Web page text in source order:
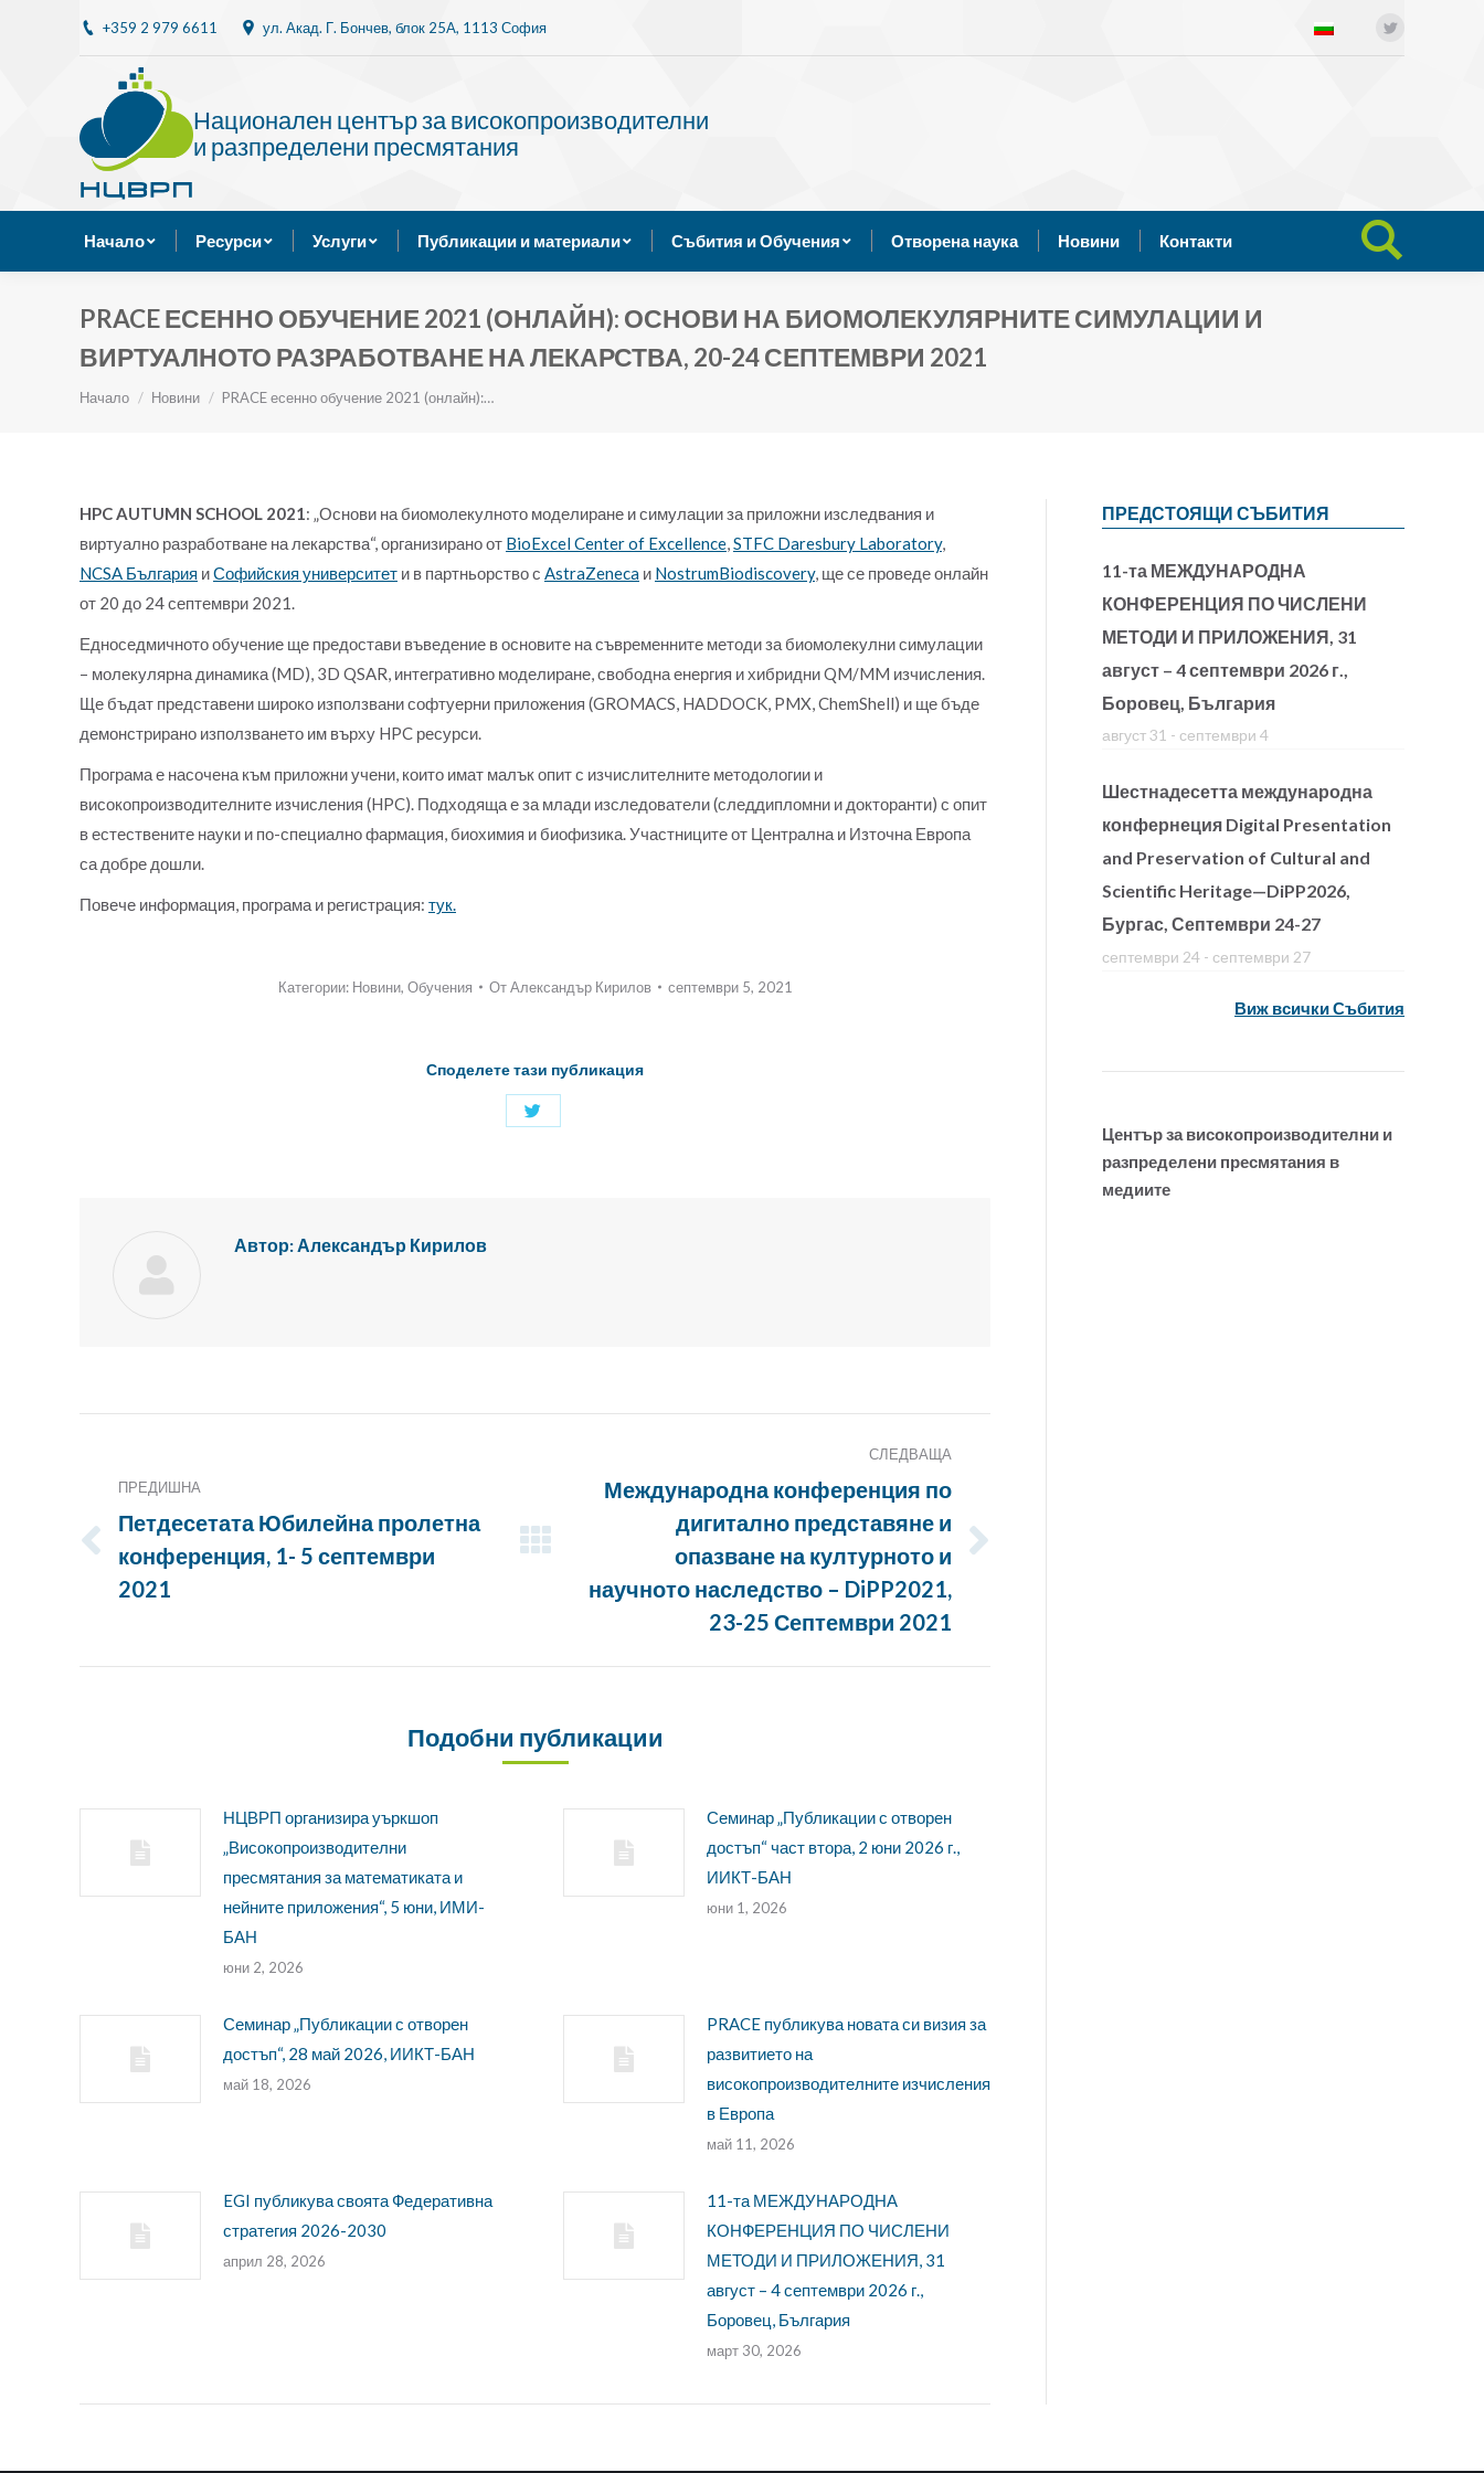
+359 2 979 6611 ул. Акад. Г. Бончев, блок 25A, 1113 София
Национален център за високопроизводителни
и разпределени пресмятания
Начало Ресурси Услуги Публикации и материали Събития и Обучения Отворена наука Новини Контакти Search:
PRACE ЕСЕННО ОБУЧЕНИЕ 2021 (ОНЛАЙН): ОСНОВИ НА БИОМОЛЕКУЛЯРНИТЕ СИМУЛАЦИИ И
ВИРТУАЛНОТО РАЗРАБОТВАНЕ НА ЛЕКАРСТВА, 20-24 СЕПТЕМВРИ 2021
Ти си тук:
Начало Новини PRACE есенно обучение 2021 (онлайн):…
HPC AUTUMN SCHOOL 2021: „Основи на биомолекулното моделиране и симулации за приложни изследвания и
виртуално разработване на лекарства“, организирано от BioExcel Center of Excellence,STFC Daresbury Laboratory,
NCSA България иСофийския университет и в партньорство с AstraZeneca и NostrumBiodiscovery, ще се проведе онлайн
от 20 до 24 септември 2021.
Едноседмичното обучение ще предостави въведение в основите на съвременните методи за биомолекулни симулации
– молекулярна динамика (MD), 3D QSAR, интегративно моделиране, свободна енергия и хибридни QM/MM изчисления.
Ще бъдат представени широко използвани софтуерни приложения (GROMACS, HADDOCK, PMX, ChemShell) и ще бъде
демонстрирано използването им върху HPC ресурси.
Програма е насочена към приложни учени, които имат малък опит с изчислителните методологии и
високопроизводителните изчисления (HPC). Подходяща е за млади изследователи (следдипломни и докторанти) с опит
в естествените науки и по-специално фармация, биохимия и биофизика. Участниците от Централна и Източна Европа
са добре дошли.
Повече информация, програма и регистрация: тук.
Категории: Новини, Обучения ОтАлександър Кирилов септември 5, 2021
Споделете тази публикация
Автор: Александър Кирилов
ПРЕДИШНА
Предишна
публикация:
Петдесетата Юбилейна пролетна
конференция, 1- 5 септември
2021
СЛЕДВАЩА
Следващата
публикация:
Международна конференция по
дигитално представяне и
опазване на културното и
научното наследство – DiPP2021,
23-25 Септември 2021
Подобни публикации
НЦВРП организира уъркшоп
„Високопроизводителни
пресмятания за математиката и
нейните приложения“, 5 юни, ИМИ-
БАН
юни 2, 2026
Семинар „Публикации с отворен
достъп“ част втора, 2 юни 2026 г.,
ИИКТ-БАН
юни 1, 2026
Семинар „Публикации с отворен
достъп“, 28 май 2026, ИИКТ-БАН
май 18, 2026
PRACE публикува новата си визия за
развитието на
високопроизводителните изчисления
в Европа
май 11, 2026
EGI публикува своята Федеративна
стратегия 2026-2030
април 28, 2026
11-та МЕЖДУНАРОДНА
КОНФЕРЕНЦИЯ ПО ЧИСЛЕНИ
МЕТОДИ И ПРИЛОЖЕНИЯ, 31
август – 4 септември 2026 г.,
Боровец, България
март 30, 2026
ПРЕДСТОЯЩИ СЪБИТИЯ
11-та МЕЖДУНАРОДНА
КОНФЕРЕНЦИЯ ПО ЧИСЛЕНИ
МЕТОДИ И ПРИЛОЖЕНИЯ, 31
август – 4 септември 2026 г.,
Боровец, България
август 31 - септември 4
Шестнадесетта международна
конфернеция Digital Presentation
and Preservation of Cultural and
Scientific Heritage—DiPP2026,
Бургас, Септември 24-27
септември 24 - септември 27
Виж всички Събития
Център за високопроизводителни и
разпределени пресмятания в
медиите
Начало Ресурси Услуги
Search: